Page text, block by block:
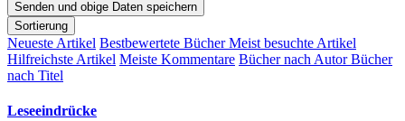
Sortierung
Neueste Artikel Bestbewertete BücherMeist besuchte Artikel
Hilfreichste Artikel Meiste Kommentare Bücher nach AutorBücher
nach Titel
Leseeindrücke